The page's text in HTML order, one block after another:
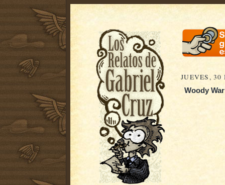
JUEVES, 30
Woody